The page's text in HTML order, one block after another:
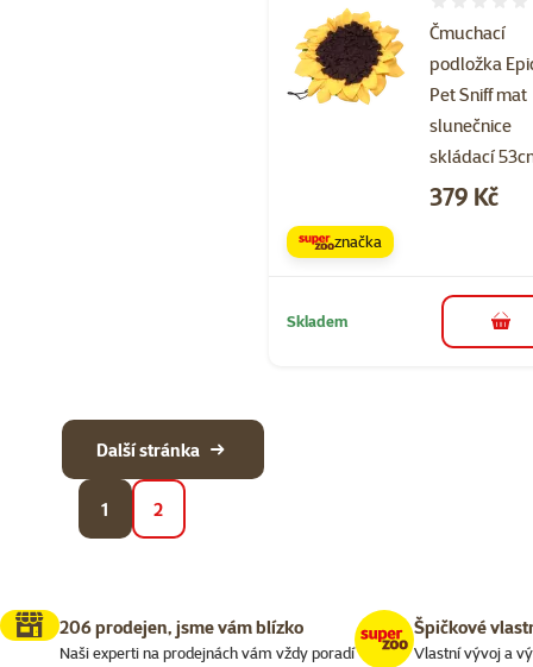
Čmuchací
podložka
Pet Sniff mat
slunečnice
skládací
Cena
379 Kč
značka
Skladem do
1 2
Další stránka
206 prodejen, jsme vám blízko
Naši experti na prodejnách vám vždy poradí
Špičkové
Vlastní vývoj a